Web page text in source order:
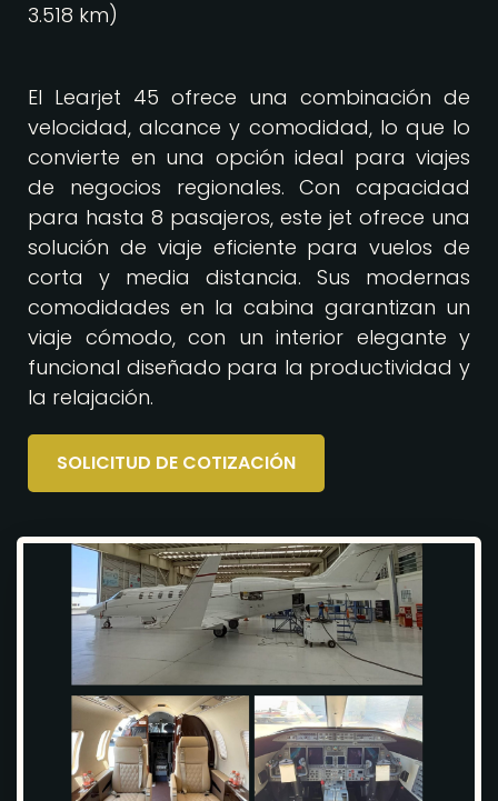
3.518 km)
El Learjet 45 ofrece una combinación de
velocidad, alcance y comodidad, lo que lo
convierte en una opción ideal para viajes
de negocios regionales. Con capacidad
para hasta 8 pasajeros, este jet ofrece una
solución de viaje eficiente para vuelos de
corta y media distancia. Sus modernas
comodidades en la cabina garantizan un
viaje cómodo, con un interior elegante y
funcional diseñado para la productividad y
la relajación.
SOLICITUD DE COTIZACIÓN